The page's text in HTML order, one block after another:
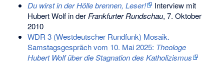
Du wirst in der Hölle brennen, Leser!
Interview mit
Hubert Wolf in der Frankfurter Rundschau, 7. Oktober
2010
WDR 3 (Westdeutscher Rundfunk) Mosaik.
Samstagsgespräch vom 10. Mai 2025: Theologe
Hubert Wolf über die Stagnation des Katholizismus